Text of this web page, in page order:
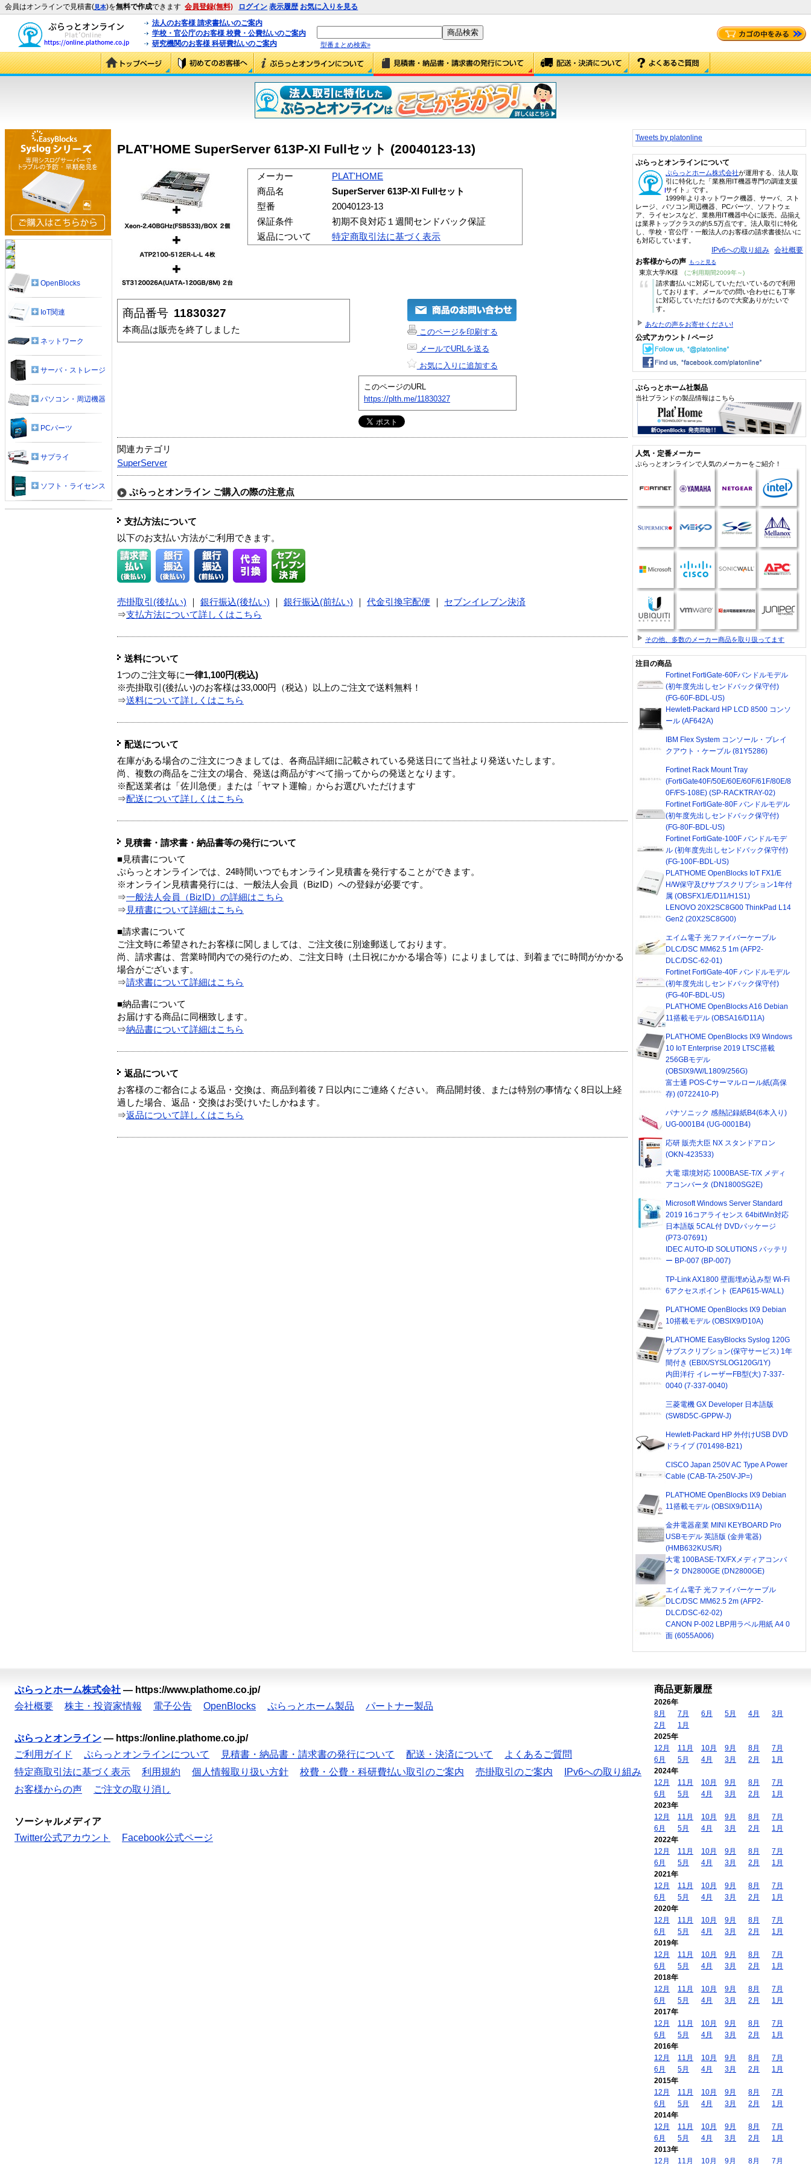
会員はオンラインで見積書(見本)を無料で作成できます 会員登録(無料) ログイン 表示履歴 お気に入りを見る
法人のお客様 請求書払いのご案内
学校・官公庁のお客様 校費・公費払いのご案内
研究機関のお客様 科研費払いのご案内
型番まとめ検索»
PLAT’HOME SuperServer 613P-XI Fullセット (20040123-13)
メーカー
PLAT'HOME
商品名
SuperServer 613P-XI Fullセット
型番
20040123-13
保証条件
初期不良対応１週間センドバック保証
返品について
特定商取引法に基づく表示
商品番号 11830327
本商品は販売を終了しました
このページを印刷する
メールでURLを送る
お気に入りに追加する
このページのURL
https://plth.me/11830327
関連カテゴリ
SuperServer
ぷらっとオンライン ご購入の際の注意点
支払方法について
以下のお支払い方法がご利用できます。
売掛取引(後払い) 銀行振込(後払い) 銀行振込(前払い) 代金引換宅配便
セブンイレブン決済
⇒支払方法について詳しくはこちら
送料について
1つのご注文毎に一律1,100円(税込)
※売掛取引(後払い)のお客様は33,000円（税込）以上のご注文で送料無料！
⇒送料について詳しくはこちら
配送について
在庫がある場合のご注文につきましては、各商品詳細に記載されている発送日にて当社より発送いたします。
尚、複数の商品をご注文の場合、発送は商品がすべて揃ってからの発送となります。
※配送業者は「佐川急便」または「ヤマト運輸」からお選びいただけます
⇒配送について詳しくはこちら
見積書・請求書・納品書等の発行について
■見積書について
ぷらっとオンラインでは、24時間いつでもオンライン見積書を発行することができます。
※オンライン見積書発行には、一般法人会員（BizID）への登録が必要です。
⇒一般法人会員（BizID）の詳細はこちら
⇒ 見積書について詳細はこちら
■請求書について
ご注文時に希望されたお客様に関しましては、ご注文後に別途郵送しております。
尚、請求書は、営業時間内での発行のため、ご注文日時（土日祝にかかる場合等）によりましては、到着までに時間がかかる
場合がございます。
⇒請求書について詳細はこちら
■納品書について
お届けする商品に同梱致します。
⇒納品書について詳細はこちら
返品について
お客様のご都合による返品・交換は、商品到着後７日以内にご連絡ください。 商品開封後、または特別の事情なく8日以上経
過した場合、返品・交換はお受けいたしかねます。
⇒返品について詳しくはこちら
OpenBlocks
IoT関連
ネットワーク
サーバ・ストレージ
パソコン・周辺機器
PCパーツ
サプライ
ソフト・ライセンス
Tweets by platonline
ぷらっとオンラインについて
ぷらっとホーム株式会社が運用する、法人取
引に特化した「業務用IT機器専門の調達支援
サイト」です。
1999年よりネットワーク機器、サーバ、スト
レージ、パソコン周辺機器、PCパーツ、ソフトウェ
ア、ライセンスなど、業務用IT機器中心に販売。品揃え
は業界トップクラスの約5.5万点です。法人取引に特化
し、学校・官公庁・一般法人のお客様の請求書後払いに
も対応しています。
IPv6への取り組み 会社概要
お客様からの声 もっと見る
東京大学/K様 (ご利用期間2009年～)
“
請求書払いに対応していただいているので利用
しております。メールでの問い合わせにも丁寧
に対応していただけるので大変ありがたいで
す。
あなたの声をお寄せください!
公式アカウント / ページ
ぷらっとホーム社製品
当社ブランドの製品情報はこちら
人気・定番メーカー
ぷらっとオンラインで人気のメーカーをご紹介！
その他、多数のメーカー商品を取り扱ってます
注目の商品
Fortinet FortiGate-60Fバンドルモデル
(初年度先出しセンドバック保守付)
(FG-60F-BDL-US)
Hewlett-Packard HP LCD 8500 コンソ
ール (AF642A)
IBM Flex System コンソール・ブレイ
クアウト・ケーブル (81Y5286)
Fortinet Rack Mount Tray
(FortiGate40F/50E/60E/60F/61F/80E/8
0F/FS-108E) (SP-RACKTRAY-02)
Fortinet FortiGate-80F バンドルモデル
(初年度先出しセンドバック保守付)
(FG-80F-BDL-US)
Fortinet FortiGate-100F バンドルモデ
ル (初年度先出しセンドバック保守付)
(FG-100F-BDL-US)
PLAT'HOME OpenBlocks IoT FX1/E
H/W保守及びサブスクリプション1年付
属 (OBSFX1/E/D11/H1S1)
LENOVO 20X2SC8G00 ThinkPad L14
Gen2 (20X2SC8G00)
エイム電子 光ファイバーケーブル
DLC/DSC MM62.5 1m (AFP2-
DLC/DSC-62-01)
Fortinet FortiGate-40F バンドルモデル
(初年度先出しセンドバック保守付)
(FG-40F-BDL-US)
PLAT'HOME OpenBlocks A16 Debian
11搭載モデル (OBSA16/D11A)
PLAT'HOME OpenBlocks IX9 Windows
10 IoT Enterprise 2019 LTSC搭載
256GBモデル
(OBSIX9/W/L1809/256G)
富士通 POS-Cサーマルロール紙(高保
存) (0722410-P)
パナソニック 感熱記録紙B4(6本入り)
UG-0001B4 (UG-0001B4)
応研 販売大臣 NX スタンドアロン
(OKN-423533)
大電 環境対応 1000BASE-T/X メディ
アコンバータ (DN1800SG2E)
Microsoft Windows Server Standard
2019 16コアライセンス 64bitWin対応
日本語版 5CAL付 DVDパッケージ
(P73-07691)
IDEC AUTO-ID SOLUTIONS バッテリ
ー BP-007 (BP-007)
TP-Link AX1800 壁面埋め込み型 Wi-Fi
6アクセスポイント (EAP615-WALL)
PLAT'HOME OpenBlocks IX9 Debian
10搭載モデル (OBSIX9/D10A)
PLAT'HOME EasyBlocks Syslog 120G
サブスクリプション(保守サービス) 1年
間付き (EBIX/SYSLOG120G/1Y)
内田洋行 イレーザーFB型(大) 7-337-
0040 (7-337-0040)
三菱電機 GX Developer 日本語版
(SW8D5C-GPPW-J)
Hewlett-Packard HP 外付けUSB DVD
ドライブ (701498-B21)
CISCO Japan 250V AC Type A Power
Cable (CAB-TA-250V-JP=)
PLAT'HOME OpenBlocks IX9 Debian
11搭載モデル (OBSIX9/D11A)
金井電器産業 MINI KEYBOARD Pro
USBモデル 英語版 (金井電器)
(HMB632KUS/R)
大電 100BASE-TX/FXメディアコンバ
ータ DN2800GE (DN2800GE)
エイム電子 光ファイバーケーブル
DLC/DSC MM62.5 2m (AFP2-
DLC/DSC-62-02)
CANON P-002 LBP用ラベル用紙 A4 0
面 (6055A006)
ぷらっとホーム株式会社 — https://www.plathome.co.jp/
会社概要
株主・投資家情報 電子公告 OpenBlocks ぷらっとホーム製品 パートナー製品
ぷらっとオンライン — https://online.plathome.co.jp/
ご利用ガイド
ぷらっとオンラインについて 見積書・納品書・請求書の発行について 配送・決済について
よくあるご質問
特定商取引法に基づく表示
利用規約 個人情報取り扱い方針 校費・公費・科研費払い取引のご案内 売掛取引のご案内
IPv6への取り組み
お客様からの声
ご注文の取り消し
ソーシャルメディア
Twitter公式アカウント
Facebook公式ページ
商品更新履歴
2026年
8月
7月 6月 5月 4月
3月
2月
1月
2025年
12月
11月 10月 9月 8月
7月
6月
5月 4月 3月 2月
1月
2024年
12月
11月 10月 9月 8月
7月
6月
5月 4月 3月 2月
1月
2023年
12月
11月 10月 9月 8月
7月
6月
5月 4月 3月 2月
1月
2022年
12月
11月 10月 9月 8月
7月
6月
5月 4月 3月 2月
1月
2021年
12月
11月 10月 9月 8月
7月
6月
5月 4月 3月 2月
1月
2020年
12月
11月 10月 9月 8月
7月
6月
5月 4月 3月 2月
1月
2019年
12月
11月 10月 9月 8月
7月
6月
5月 4月 3月 2月
1月
2018年
12月
11月 10月 9月 8月
7月
6月
5月 4月 3月 2月
1月
2017年
12月
11月 10月 9月 8月
7月
6月
5月 4月 3月 2月
1月
2016年
12月
11月 10月 9月 8月
7月
6月
5月 4月 3月 2月
1月
2015年
12月
11月 10月 9月 8月
7月
6月
5月 4月 3月 2月
1月
2014年
12月
11月 10月 9月 8月
7月
6月
5月 4月 3月 2月
1月
2013年
12月
11月 10月 9月 8月 7月